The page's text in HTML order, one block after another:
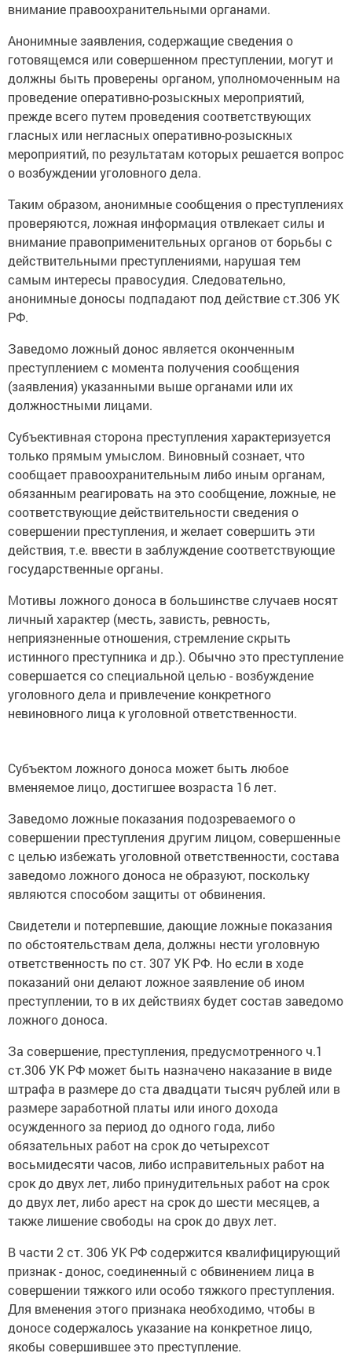
внимание правоохранительными органами.
Анонимные заявления, содержащие сведения о
готовящемся или совершенном преступлении, могут и
должны быть проверены органом, уполномоченным на
проведение оперативно-розыскных мероприятий,
прежде всего путем проведения соответствующих
гласных или негласных оперативно-розыскных
мероприятий, по результатам которых решается вопрос
о возбуждении уголовного дела.
Таким образом, анонимные сообщения о преступлениях
проверяются, ложная информация отвлекает силы и
внимание правоприменительных органов от борьбы с
действительными преступлениями, нарушая тем
самым интересы правосудия. Следовательно,
анонимные доносы подпадают под действие ст.306 УК
РФ.
Заведомо ложный донос является оконченным
преступлением с момента получения сообщения
(заявления) указанными выше органами или их
должностными лицами.
Субъективная сторона преступления характеризуется
только прямым умыслом. Виновный сознает, что
сообщает правоохранительным либо иным органам,
обязанным реагировать на это сообщение, ложные, не
соответствующие действительности сведения о
совершении преступления, и желает совершить эти
действия, т.е. ввести в заблуждение соответствующие
государственные органы.
Мотивы ложного доноса в большинстве случаев носят
личный характер (месть, зависть, ревность,
неприязненные отношения, стремление скрыть
истинного преступника и др.). Обычно это преступление
совершается со специальной целью - возбуждение
уголовного дела и привлечение конкретного
невиновного лица к уголовной ответственности.
Субъектом ложного доноса может быть любое
вменяемое лицо, достигшее возраста 16 лет.
Заведомо ложные показания подозреваемого о
совершении преступления другим лицом, совершенные
с целью избежать уголовной ответственности, состава
заведомо ложного доноса не образуют, поскольку
являются способом защиты от обвинения.
Свидетели и потерпевшие, дающие ложные показания
по обстоятельствам дела, должны нести уголовную
ответственность по ст. 307 УК РФ. Но если в ходе
показаний они делают ложное заявление об ином
преступлении, то в их действиях будет состав заведомо
ложного доноса.
За совершение, преступления, предусмотренного ч.1
ст.306 УК РФ может быть назначено наказание в виде
штрафа в размере до ста двадцати тысяч рублей или в
размере заработной платы или иного дохода
осужденного за период до одного года, либо
обязательных работ на срок до четырехсот
восьмидесяти часов, либо исправительных работ на
срок до двух лет, либо принудительных работ на срок
до двух лет, либо арест на срок до шести месяцев, а
также лишение свободы на срок до двух лет.
В части 2 ст. 306 УК РФ содержится квалифицирующий
признак - донос, соединенный с обвинением лица в
совершении тяжкого или особо тяжкого преступления.
Для вменения этого признака необходимо, чтобы в
доносе содержалось указание на конкретное лицо,
якобы совершившее это преступление.